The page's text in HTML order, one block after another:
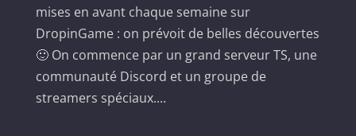
mises en avant chaque semaine sur
DropinGame : on prévoit de belles découvertes
🙂 On commence par un grand serveur TS, une
communauté Discord et un groupe de
streamers spéciaux....